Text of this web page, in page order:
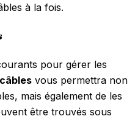
à la fois.
pour gérer les
vous permettra non
mais également de les
être trouvés sous